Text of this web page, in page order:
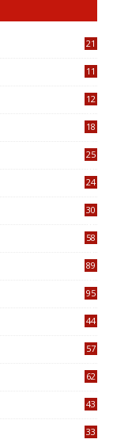
21
11
12
18
25
24
30
58
89
95
44
57
62
43
33